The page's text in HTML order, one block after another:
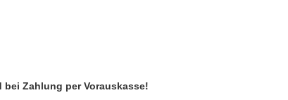
Zahlung per Vorauskasse!